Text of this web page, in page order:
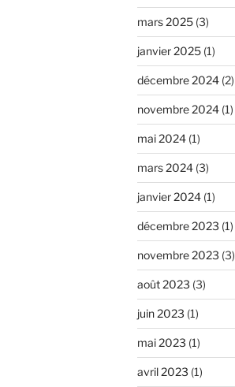
mars 2025(3)
janvier 2025(1)
décembre 2024(2)
novembre 2024(1)
mai 2024(1)
mars 2024(3)
janvier 2024(1)
décembre 2023 (1)
novembre 2023 (3)
août 2023 (3)
juin 2023 (1)
mai 2023 (1)
avril 2023 (1)